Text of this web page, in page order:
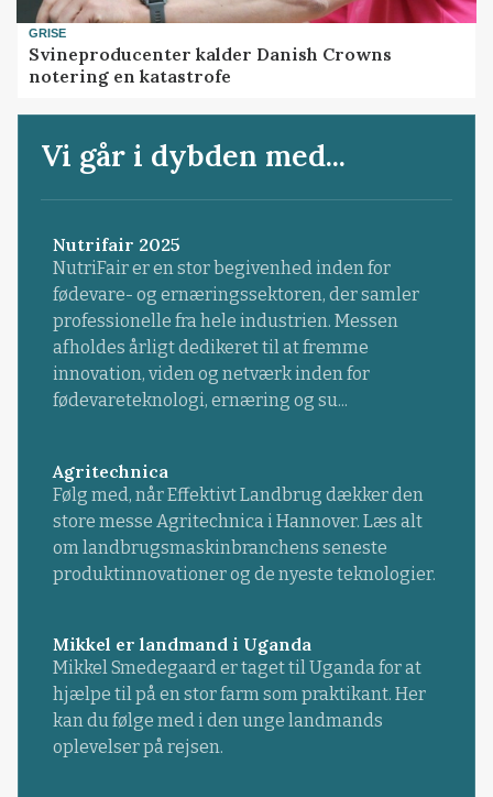
GRISE
Svineproducenter kalder Danish Crowns
notering en katastrofe
Vi går i dybden med...
Nutrifair 2025
NutriFair er en stor begivenhed inden for
fødevare- og ernæringssektoren, der samler
professionelle fra hele industrien. Messen
afholdes årligt dedikeret til at fremme
innovation, viden og netværk inden for
fødevareteknologi, ernæring og su...
Agritechnica
Følg med, når Effektivt Landbrug dækker den
store messe Agritechnica i Hannover. Læs alt
om landbrugsmaskinbranchens seneste
produktinnovationer og de nyeste teknologier.
Mikkel er landmand i Uganda
Mikkel Smedegaard er taget til Uganda for at
hjælpe til på en stor farm som praktikant. Her
kan du følge med i den unge landmands
oplevelser på rejsen.